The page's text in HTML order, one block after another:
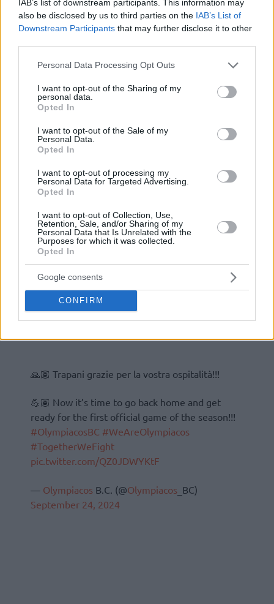
IAB’s list of downstream participants. This information may
also be disclosed by us to third parties on the IAB’s List of
Downstream Participants that may further disclose it to other
Please note that this website/app uses one or more Google
not limited to your visit or usage behaviour. You may click to
grant or deny consent to Google and its third-party tags to
use your data for below specified purposes in below Google
consent section.
Personal Data Processing Opt Outs
I want to opt-out of the Sharing of my
personal data.
Opted In
I want to opt-out of the Sale of my
Personal Data.
Opted In
I want to opt-out of processing my
Personal Data for Targeted Advertising.
Opted In
I want to opt-out of Collection, Use,
Retention, Sale, and/or Sharing of my
Personal Data that Is Unrelated with the
Purposes for which it was collected.
Opted In
Google consents
CONFIRM
🙏🏽 Trapani grazie per la vostra ospitalità!!!
💪🏽 Now it’s time to go back home and get
ready for the first official game of the season!!!
#OlympiacosBC #WeAreOlympiacos
#TogetherWeFight
pic.twitter.com/QZ0JDWYKtF
— Olympiacos B.C. (@Olympiacos _BC)
September 24, 2024